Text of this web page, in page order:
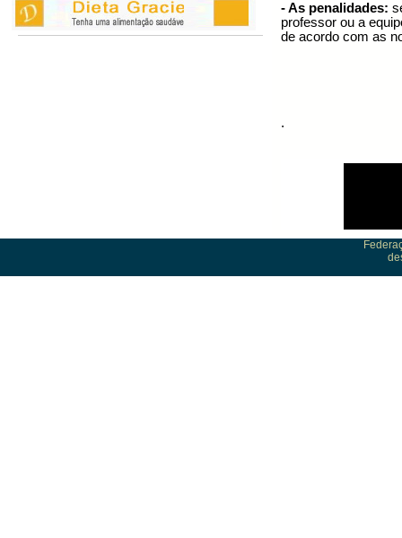
- As penalidades:
professor ou a
de acordo com as
.